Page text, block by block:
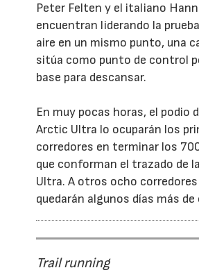
Peter Felten y el italiano
encuentran liderando la
aire en un mismo punto, una
sitúa como punto de control
base para descansar.
En muy pocas horas, el podio
Arctic Ultra lo ocuparán los
corredores en terminar los
que conforman el trazado de
Ultra. A otros ocho corredores
quedarán algunos días más de
Trail running